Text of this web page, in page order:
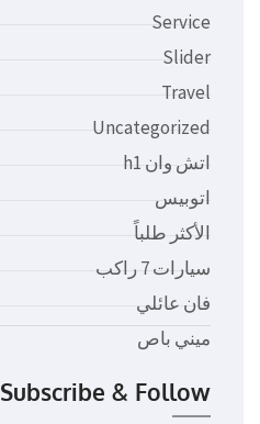
Service
Slider
Travel
Uncategorized
اتش وان h1
اتوبيس
الأكثر طلباً
سيارات 7 راكب
فان عائلي
ميني باص
Subscribe & Follow